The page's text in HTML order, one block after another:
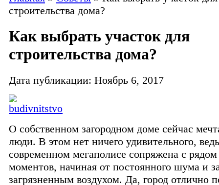
строительства дома?
Как выбрать участок для
строительства дома?
Дата публикации: Ноябрь 6, 2017
О собственном загородном доме сейчас
люди. В этом нет ничего удивительного,
современном мегаполисе сопряжена с
моментов, начиная от постоянного шума и
загрязненным воздухом. Да, город отлично